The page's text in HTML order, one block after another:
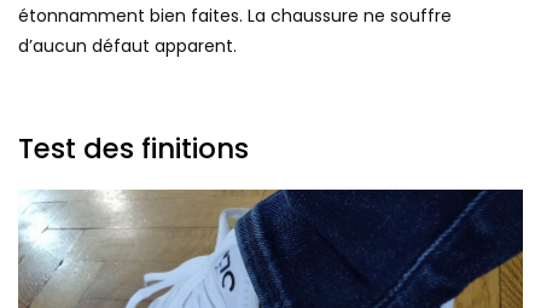
étonnamment bien faites. La chaussure ne souffre
d’aucun défaut apparent.
Test des finitions